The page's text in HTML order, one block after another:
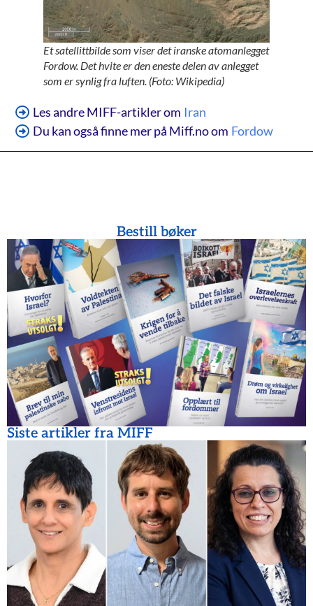
Et satellittbilde som viser det iranske atomanlegget
Fordow. Det hvite er den eneste delen av anlegget
som er synlig fra luften. (Foto: Wikipedia)
Les andre MIFF-artikler om Iran
Du kan også finne mer på Miff.no om Fordow
Bestill bøker
Siste artikler fra MIFF